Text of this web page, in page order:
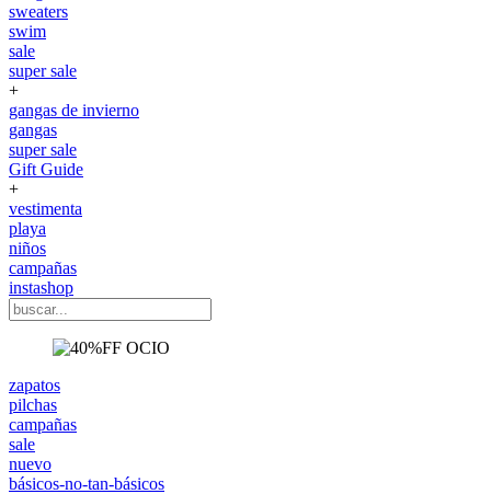
sweaters
swim
sale
super sale
+
gangas de invierno
gangas
super sale
Gift Guide
+
vestimenta
playa
niños
campañas
instashop
zapatos
pilchas
campañas
sale
nuevo
básicos-no-tan-básicos